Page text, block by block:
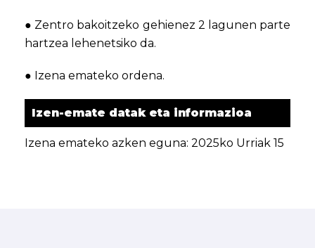
● Zentro bakoitzeko gehienez 2 lagunen parte
hartzea lehenetsiko da.
● Izena emateko ordena.
Izen-emate datak eta informazioa
Izena emateko azken eguna: 2025ko Urriak 15